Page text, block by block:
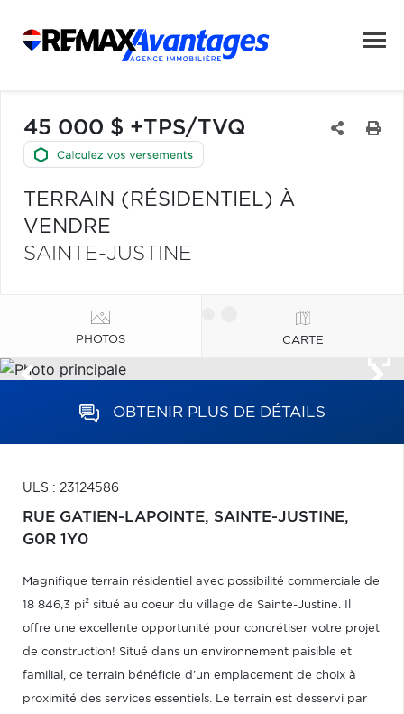
45 000 $ +TPS/TVQ
TERRAIN (RÉSIDENTIEL) À
VENDRE
SAINTE-JUSTINE
PHOTOS CARTE
OBTENIR PLUS DE DÉTAILS
ULS : 23124586
RUE GATIEN-LAPOINTE, SAINTE-JUSTINE,
G0R 1Y0
Magnifique terrain résidentiel avec possibilité commerciale de
18 846,3 pi² situé au coeur du village de Sainte-Justine. Il
offre une excellente opportunité pour concrétiser votre projet
de construction! Situé dans un environnement paisible et
familial, ce terrain bénéficie d'un emplacement de choix à
proximité des services essentiels. Le terrain est desservi par